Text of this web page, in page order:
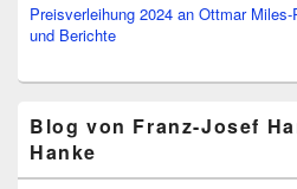
Preisverleihung 2024 an Ottmar
und Berichte
Blog von Franz-Josef
Hanke